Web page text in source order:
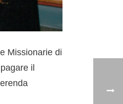
Missionarie di
il